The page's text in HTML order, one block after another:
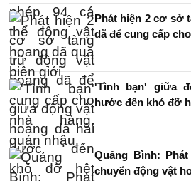
Phát hiện 2 cơ sở
dã để cung cấp
'Tình bạn' giữa
hước đến khó đỡ
Quảng Bình:
chuyển động vật